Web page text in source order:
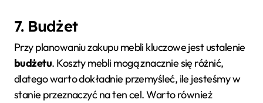
7. Budżet
Przy planowaniu zakupu mebli kluczowe jest ustalenie
budżetu. Koszty mebli mogą znacznie się różnić,
dlatego warto dokładnie przemyśleć, ile jesteśmy w
stanie przeznaczyć na ten cel. Warto również